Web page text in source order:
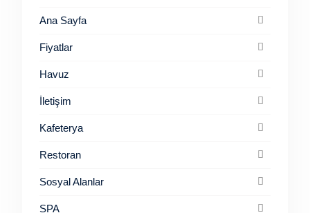
Ana Sayfa
Fiyatlar
Havuz
İletişim
Kafeterya
Restoran
Sosyal Alanlar
SPA